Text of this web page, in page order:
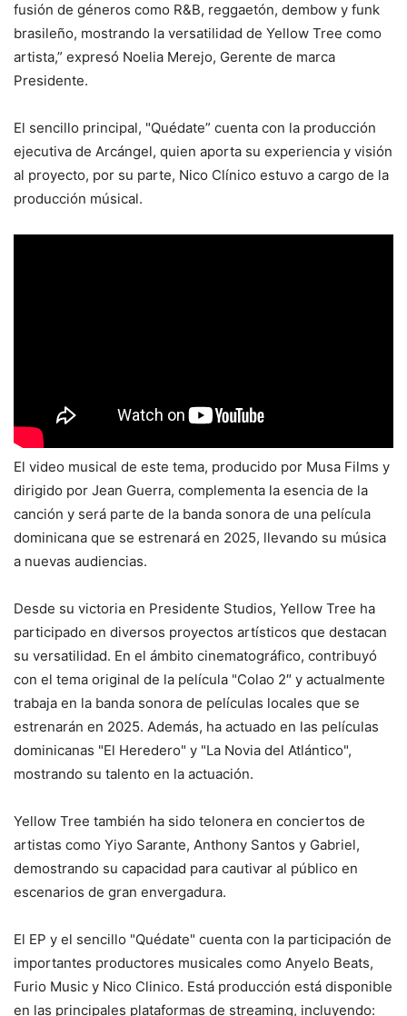
fusión de géneros como R&B, reggaetón, dembow y funk
brasileño, mostrando la versatilidad de Yellow Tree como
artista,” expresó Noelia Merejo, Gerente de marca
Presidente.
El sencillo principal, "Quédate” cuenta con la producción
ejecutiva de Arcángel, quien aporta su experiencia y visión
al proyecto, por su parte, Nico Clínico estuvo a cargo de la
producción músical.
El video musical de este tema, producido por Musa Films y
dirigido por Jean Guerra, complementa la esencia de la
canción y será parte de la banda sonora de una película
dominicana que se estrenará en 2025, llevando su música
a nuevas audiencias.
Desde su victoria en Presidente Studios, Yellow Tree ha
participado en diversos proyectos artísticos que destacan
su versatilidad. En el ámbito cinematográfico, contribuyó
con el tema original de la película "Colao 2″ y actualmente
trabaja en la banda sonora de películas locales que se
estrenarán en 2025. Además, ha actuado en las películas
dominicanas "El Heredero" y "La Novia del Atlántico",
mostrando su talento en la actuación.
Yellow Tree también ha sido telonera en conciertos de
artistas como Yiyo Sarante, Anthony Santos y Gabriel,
demostrando su capacidad para cautivar al público en
escenarios de gran envergadura.
El EP y el sencillo "Quédate" cuenta con la participación de
importantes productores musicales como Anyelo Beats,
Furio Music y Nico Clinico. Está producción está disponible
en las principales plataformas de streaming, incluyendo: